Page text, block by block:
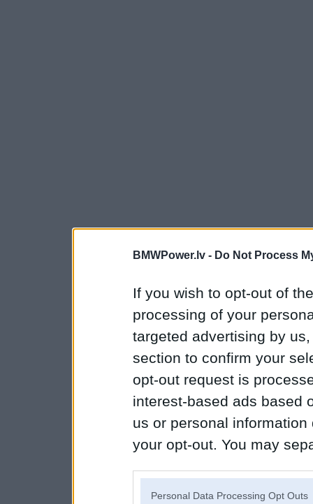
BMWPower.lv - Do Not Process
If you wish to opt-out of
processing of your
targeted advertising by
section to confirm your
opt-out request is
interest-based ads based
us or personal
your opt-out. You may
Personal Data Processing Opt Outs